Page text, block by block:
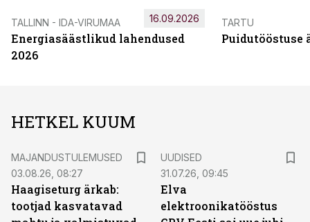
TALLINN - IDA-VIRUMAA
Energiasäästlikud lahendused
2026
16.09.2026 TARTU
Puidutööstuse
HETKEL KUUM
MAJANDUSTULEMUSED
03.08.26, 08:27
Haagiseturg ärkab:
tootjad kasvatavad
UUDISED
31.07.26, 09:45
Elva
elektroonikatööstus